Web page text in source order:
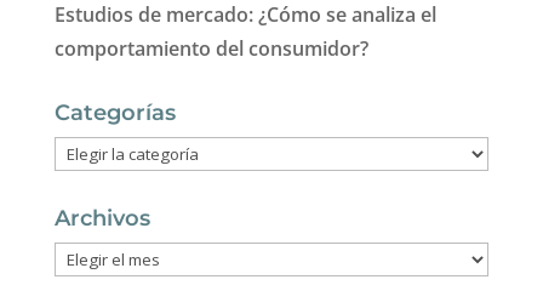
Estudios de mercado: ¿Cómo se analiza el
comportamiento del consumidor?
Categorías
Categorías
Archivos
Archivos